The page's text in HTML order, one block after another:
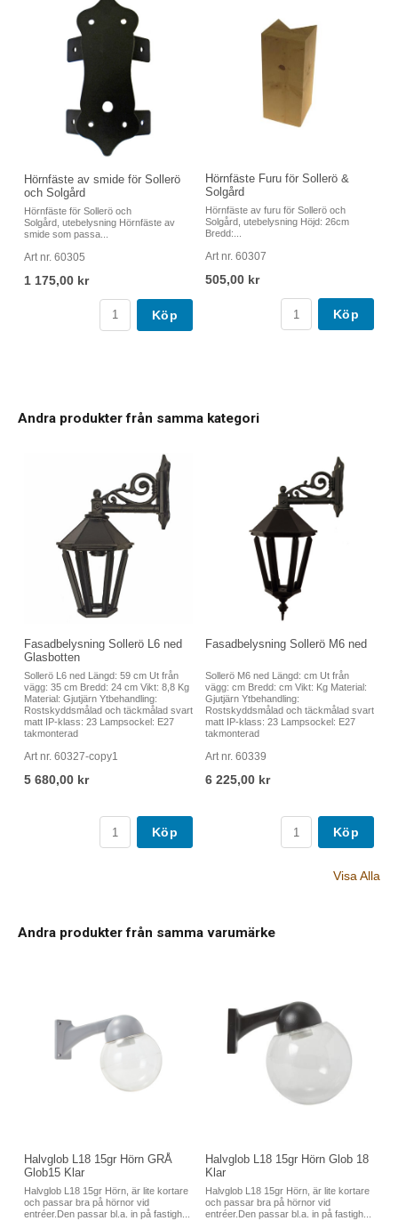
Hörnfäste av smide för Sollerö
och Solgård
Hörnfäste för Sollerö och
Solgård, utebelysning Hörnfäste av
smide som passa...
Art nr. 60305
1 175,00 kr
Köp
Hörnfäste Furu för Sollerö &
Solgård
Hörnfäste av furu för Sollerö och
Solgård, utebelysning Höjd: 26cm
Bredd:...
Art nr. 60307
505,00 kr
Köp
Andra produkter från samma kategori
Fasadbelysning Sollerö L6 ned
Glasbotten
Sollerö L6 ned Längd: 59 cm Ut från
vägg: 35 cm Bredd: 24 cm Vikt: 8,8 Kg
Material: Gjutjärn Ytbehandling:
Rostskyddsmålad och täckmålad svart
matt IP-klass: 23 Lampsockel: E27
takmonterad
Art nr. 60327-copy1
5 680,00 kr
Köp
Fasadbelysning Sollerö M6 ned
Sollerö M6 ned Längd: cm Ut från
vägg: cm Bredd: cm Vikt: Kg Material:
Gjutjärn Ytbehandling:
Rostskyddsmålad och täckmålad svart
matt IP-klass: 23 Lampsockel: E27
takmonterad
Art nr. 60339
6 225,00 kr
Köp
Visa Alla
Andra produkter från samma varumärke
Halvglob L18 15gr Hörn GRÅ
Glob15 Klar
Halvglob L18 15gr Hörn, är lite kortare
och passar bra på hörnor vid
entréer.Den passar bl.a. in på fastigh...
Halvglob L18 15gr Hörn Glob 18
Klar
Halvglob L18 15gr Hörn, är lite kortare
och passar bra på hörnor vid
entréer.Den passar bl.a. in på fastigh...